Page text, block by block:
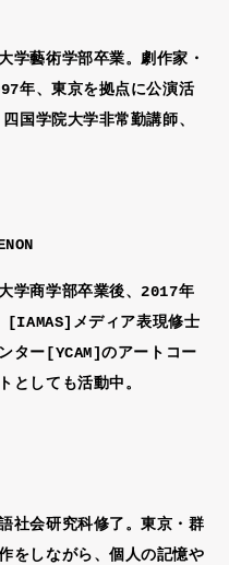
学藝術学部卒業。劇作家・
年、東京を拠点に公演活
国学院大学非常勤講師、
学商学部卒業後、2017年
[IAMAS]メディア表現修士
ター[YCAM]のアートコー
としても活動中。
社会研究科修了。東京・群
をしながら、個人の記憶や